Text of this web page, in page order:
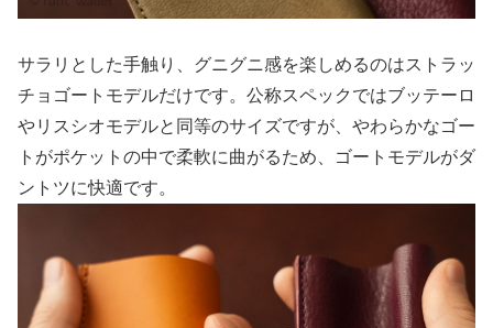
サラリとした手触り、グニグニ感を楽しめるのはストラッ
チョゴートモデルだけです。公称スペックではブッテーロ
やリスシオモデルと同等のサイズですが、やわらかなゴー
トがポケットの中で柔軟に曲がるため、ゴートモデルがダ
ントツに快適です。